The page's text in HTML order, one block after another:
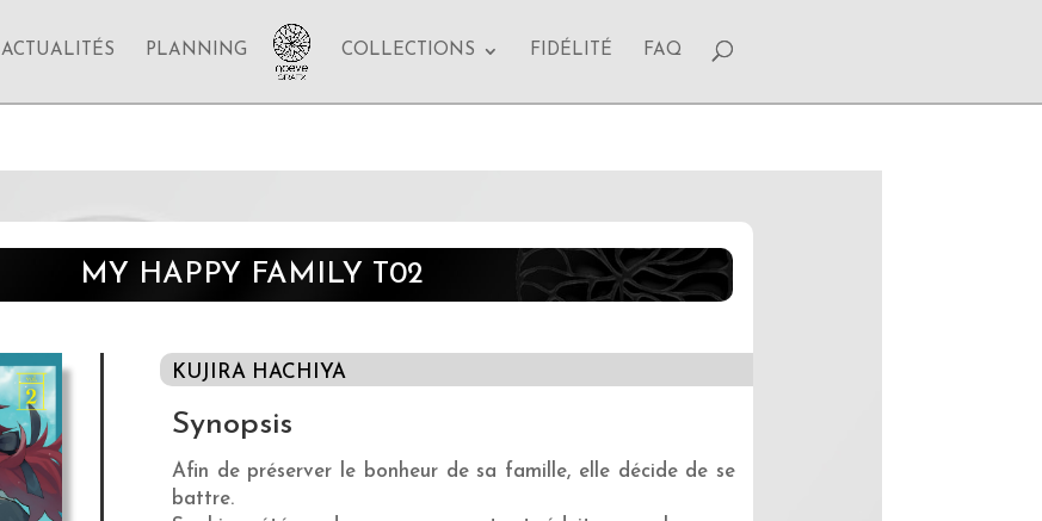
ACTUALITÉS PLANNING COLLECTIONS FIDÉLITÉ FAQ
MY HAPPY FAMILY T02
KUJIRA HACHIYA
Synopsis
Afin de préserver le bonheur de sa famille, elle décide de se
battre.